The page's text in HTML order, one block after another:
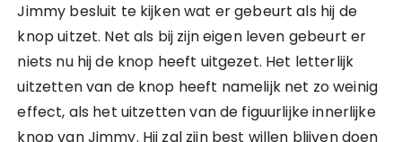
Jimmy besluit te kijken wat er gebeurt als hij de
knop uitzet. Net als bij zijn eigen leven gebeurt er
niets nu hij de knop heeft uitgezet. Het letterlijk
uitzetten van de knop heeft namelijk net zo weinig
effect, als het uitzetten van de figuurlijke innerlijke
knop van Jimmy. Hij zal zijn best willen blijven doen